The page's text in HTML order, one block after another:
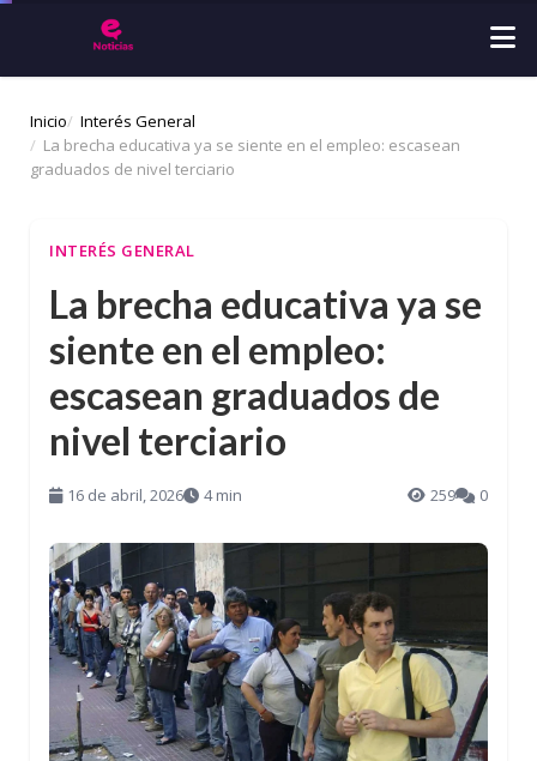
Inicio
Interés General
La brecha educativa ya se siente en el empleo: escasean
graduados de nivel terciario
INTERÉS GENERAL
La brecha educativa ya se
siente en el empleo:
escasean graduados de
nivel terciario
16 de abril, 2026 4 min 259 0